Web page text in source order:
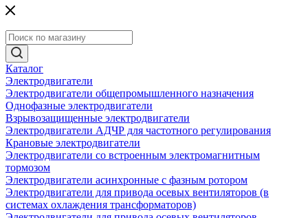
Каталог
Электродвигатели
Электродвигатели общепромышленного назначения
Однофазные электродвигатели
Взрывозащищенные электродвигатели
Электродвигатели АДЧР для частотного регулирования
Крановые электродвигатели
Электродвигатели со встроенным электромагнитным
тормозом
Электродвигатели асинхронные с фазным ротором
Электродвигатели для привода осевых вентиляторов (в
системах охлаждения трансформаторов)